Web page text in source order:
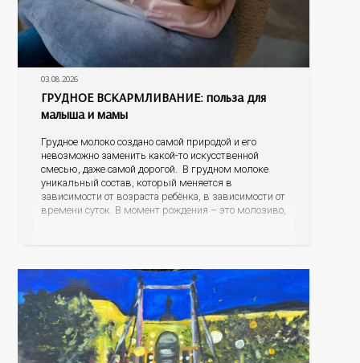
03.08.2026
ГРУДНОЕ ВСКАРМЛИВАНИЕ: польза для
малыша и мамы
Грудное молоко создано самой природой и его
невозможно заменить какой-то искусственной
смесью, даже самой дорогой. В грудном молоке
уникальный состав, который меняется в
зависимости от возраста ребёнка, в зависимости от
времени суток. В момент рождения – это молозиво,